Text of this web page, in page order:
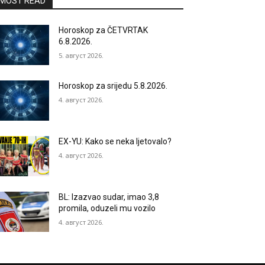
Horoskop za ČETVRTAK
6.8.2026.
5. август 2026.
Horoskop za srijedu 5.8.2026.
4. август 2026.
EX-YU: Kako se neka ljetovalo?
4. август 2026.
BL: Izazvao sudar, imao 3,8
promila, oduzeli mu vozilo
4. август 2026.